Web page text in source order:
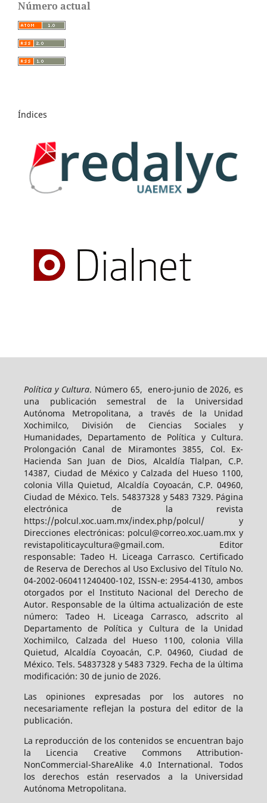
Número actual
Índices
Política y Cultura. Número 65, enero-junio de 2026, es
una publicación semestral de la Universidad
Autónoma Metropolitana, a través de la Unidad
Xochimilco, División de Ciencias Sociales y
Humanidades, Departamento de Política y Cultura.
Prolongación Canal de Miramontes 3855, Col. Ex-
Hacienda San Juan de Dios, Alcaldía Tlalpan, C.P.
14387, Ciudad de México y Calzada del Hueso 1100,
colonia Villa Quietud, Alcaldía Coyoacán, C.P. 04960,
Ciudad de México. Tels. 54837328 y 5483 7329. Página
electrónica de la revista
https://polcul.xoc.uam.mx/index.php/polcul/ y
Direcciones electrónicas: polcul@correo.xoc.uam.mx y
revistapoliticaycultura@gmail.com. Editor
responsable: Tadeo H. Liceaga Carrasco. Certificado
de Reserva de Derechos al Uso Exclusivo del Título No.
04-2002-060411240400-102, ISSN-e: 2954-4130, ambos
otorgados por el Instituto Nacional del Derecho de
Autor. Responsable de la última actualización de este
número: Tadeo H. Liceaga Carrasco, adscrito al
Departamento de Política y Cultura de la Unidad
Xochimilco, Calzada del Hueso 1100, colonia Villa
Quietud, Alcaldía Coyoacán, C.P. 04960, Ciudad de
México. Tels. 54837328 y 5483 7329. Fecha de la última
modificación: 30 de junio de 2026.
Las opiniones expresadas por los autores no
necesariamente reflejan la postura del editor de la
publicación.
La reproducción de los contenidos se encuentran bajo
la Licencia Creative Commons Attribution-
NonCommercial-ShareAlike 4.0 International. Todos
los derechos están reservados a la Universidad
Autónoma Metropolitana.